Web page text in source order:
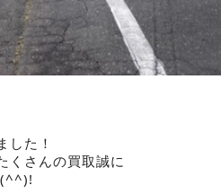
した！
くさんの買取誠に